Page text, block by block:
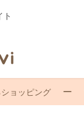
ョッピング